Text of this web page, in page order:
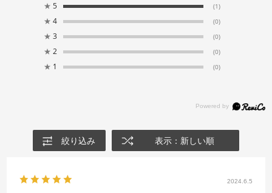
★ 5 (1)
★ 4 (0)
★ 3 (0)
★ 2 (0)
★ 1 (0)
絞り込み 表示：新しい順
2024.6.5